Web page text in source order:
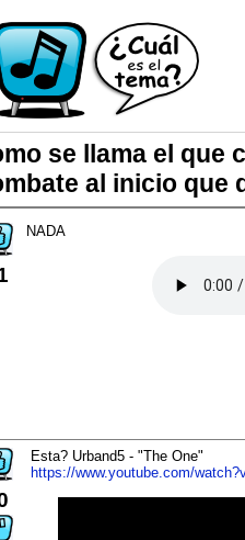
se llama el que
al inicio que
NADA
Esta? Urband5 - "The One"
https://www.youtube.com/